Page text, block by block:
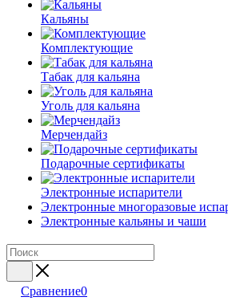
Кальяны
Комплектующие
Табак для кальяна
Уголь для кальяна
Мерчендайз
Подарочные сертификаты
Электронные испарители
Электронные многоразовые
Электронные кальяны и чаши
Сравнение0